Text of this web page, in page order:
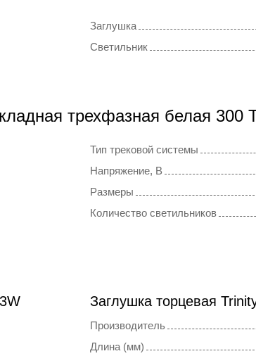
Заглушка
Светильник
трехфазная белая
Тип трековой системы
Напряжение, В
Размеры
Количество светильников
Заглушка торцевая
Производитель
Длина (мм)